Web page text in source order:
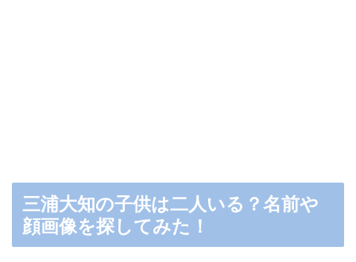
三浦大知の子供は二人いる？名前や
顔画像を探してみた！